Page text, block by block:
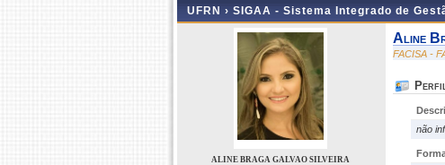
UFRN › SIGAA - Sistema Integrado de
ALINE BRAGA GALVAO SILVEIRA
Aline
FACISA -
não